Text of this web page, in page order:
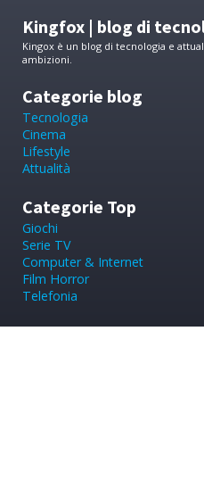
Kingfox | blog di
Kingox è un blog di tecnologia e
ambizioni.
Categorie blog
Tecnologia
Cinema
Lifestyle
Attualità
Categorie Top
Giochi
Serie TV
Computer & Internet
Film Horror
Telefonia